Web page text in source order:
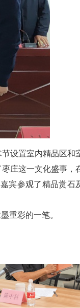
设置室内精品区和
庄这一文化盛事，
宾参观了精品赏石
重彩的一笔。